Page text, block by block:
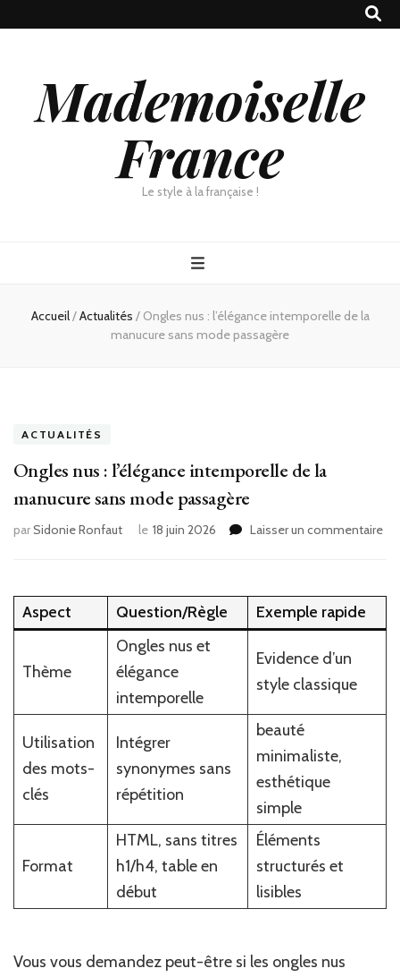
Mademoiselle
France
Le style à la française !
Accueil/Actualités / Ongles nus : l’élégance intemporelle de la
manucure sans mode passagère
ACTUALITÉS
Ongles nus : l’élégance intemporelle de la
manucure sans mode passagère
parSidonie Ronfaut le 18 juin 2026 Laisser un commentairesur
Aspect Question/Règle Exemple rapide
Thème
Ongles nus et
élégance
intemporelle
Evidence d’un
style classique
Utilisation
des mots-
clés
Intégrer
synonymes sans
répétition
beauté
minimaliste,
esthétique
simple
Format
HTML, sans titres
h1/h4, table en
début
Éléments
structurés et
lisibles
Vous vous demandez peut-être si les ongles nus